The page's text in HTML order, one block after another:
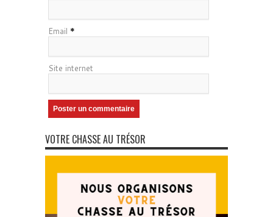
Email *
Site internet
VOTRE CHASSE AU TRÉSOR